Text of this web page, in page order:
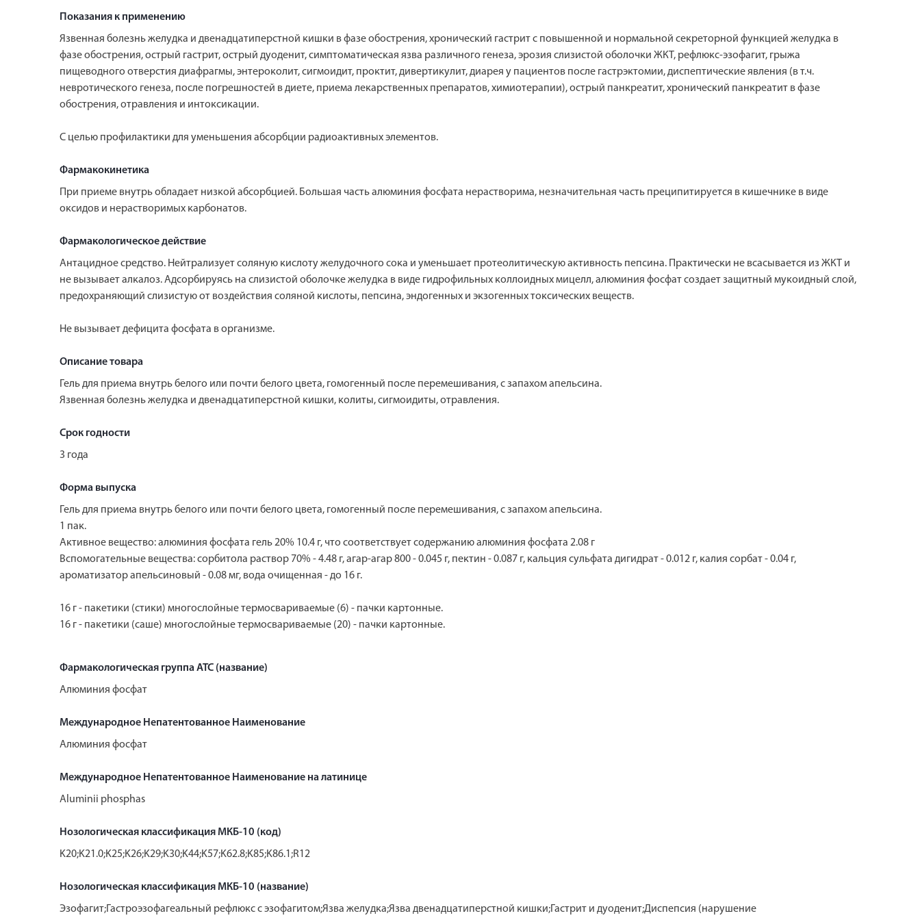
Показания к применению
Язвенная болезнь желудка и двенадцатиперстной кишки в фазе обострения, хронический гастрит с повышенной и нормальной секреторной функцией желудка в
фазе обострения, острый гастрит, острый дуоденит, симптоматическая язва различного генеза, эрозия слизистой оболочки ЖКТ, рефлюкс-эзофагит, грыжа
пищеводного отверстия диафрагмы, энтероколит, сигмоидит, проктит, дивертикулит, диарея у пациентов после гастрэктомии, диспептические явления (в т.ч.
невротического генеза, после погрешностей в диете, приема лекарственных препаратов, химиотерапии), острый панкреатит, хронический панкреатит в фазе
обострения, отравления и интоксикации.
С целью профилактики для уменьшения абсорбции радиоактивных элементов.
Фармакокинетика
При приеме внутрь обладает низкой абсорбцией. Большая часть алюминия фосфата нерастворима, незначительная часть преципитируется в кишечнике в виде
оксидов и нерастворимых карбонатов.
Фармакологическое действие
Антацидное средство. Нейтрализует соляную кислоту желудочного сока и уменьшает протеолитическую активность пепсина. Практически не всасывается из ЖКТ и
не вызывает алкалоз. Адсорбируясь на слизистой оболочке желудка в виде гидрофильных коллоидных мицелл, алюминия фосфат создает защитный мукоидный слой,
предохраняющий слизистую от воздействия соляной кислоты, пепсина, эндогенных и экзогенных токсических веществ.
Не вызывает дефицита фосфата в организме.
Описание товара
Гель для приема внутрь белого или почти белого цвета, гомогенный после перемешивания, с запахом апельсина.
Язвенная болезнь желудка и двенадцатиперстной кишки, колиты, сигмоидиты, отравления.
Срок годности
3 года
Форма выпуска
Гель для приема внутрь белого или почти белого цвета, гомогенный после перемешивания, с запахом апельсина.
1 пак.
Активное вещество: алюминия фосфата гель 20% 10.4 г, что соответствует содержанию алюминия фосфата 2.08 г
Вспомогательные вещества: сорбитола раствор 70% - 4.48 г, агар-агар 800 - 0.045 г, пектин - 0.087 г, кальция сульфата дигидрат - 0.012 г, калия сорбат - 0.04 г,
ароматизатор апельсиновый - 0.08 мг, вода очищенная - до 16 г.
16 г - пакетики (стики) многослойные термосвариваемые (6) - пачки картонные.
16 г - пакетики (саше) многослойные термосвариваемые (20) - пачки картонные.
Фармакологическая группа АТС (название)
Алюминия фосфат
Международное Непатентованное Наименование
Алюминия фосфат
Международное Непатентованное Наименование на латинице
Aluminii phosphas
Нозологическая классификация МКБ-10 (код)
K20;K21.0;K25;K26;K29;K30;K44;K57;K62.8;K85;K86.1;R12
Нозологическая классификация МКБ-10 (название)
Эзофагит;Гастроэзофагеальный рефлюкс с эзофагитом;Язва желудка;Язва двенадцатиперстной кишки;Гастрит и дуоденит;Диспепсия (нарушение